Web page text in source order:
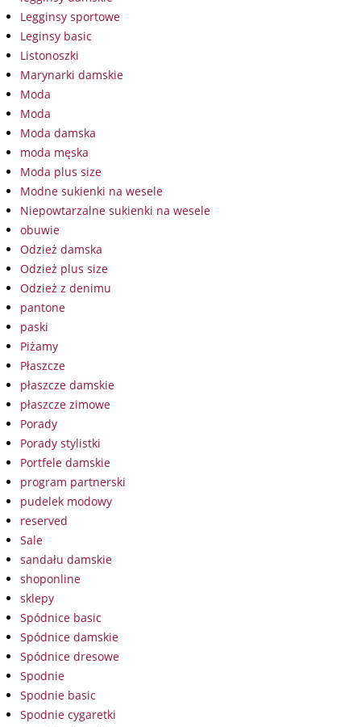
Legginsy sportowe
Leginsy basic
Listonoszki
Marynarki damskie
Moda
Moda
Moda damska
moda męska
Moda plus size
Modne sukienki na wesele
Niepowtarzalne sukienki na wesele
obuwie
Odzież damska
Odzież plus size
Odzież z denimu
pantone
paski
Piżamy
Płaszcze
płaszcze damskie
płaszcze zimowe
Porady
Porady stylistki
Portfele damskie
program partnerski
pudelek modowy
reserved
Sale
sandału damskie
shoponline
sklepy
Spódnice basic
Spódnice damskie
Spódnice dresowe
Spodnie
Spodnie basic
Spodnie cygaretki